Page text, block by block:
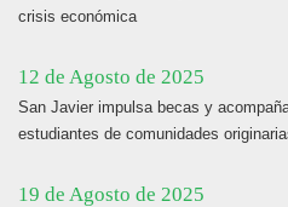
crisis económica
12 de Agosto de 2025
San Javier impulsa becas y
estudiantes de comunidades
19 de Agosto de 2025